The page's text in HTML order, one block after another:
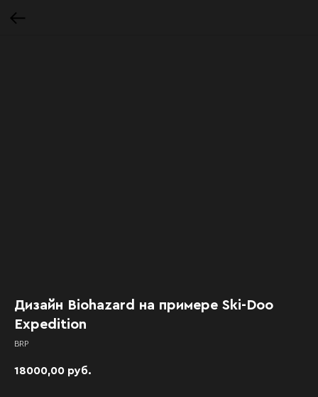
Дизайн Biohazard на примере Ski-Doo
Expedition
BRP
18000,00 руб.